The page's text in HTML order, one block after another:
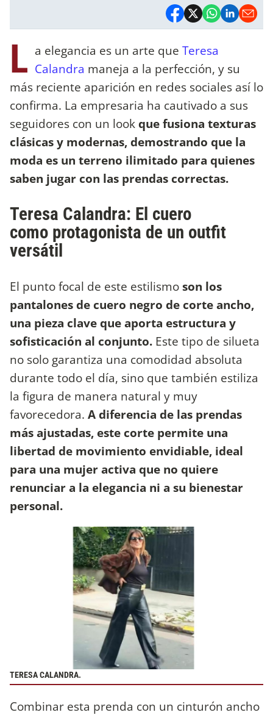
L a elegancia es un arte que Teresa
Calandra maneja a la perfección, y su
más reciente aparición en redes sociales así lo
confirma. La empresaria ha cautivado a sus
seguidores con un lookque fusiona texturas
clásicas y modernas, demostrando que la
moda es un terreno ilimitado para quienes
saben jugar con las prendas correctas.
Teresa Calandra: El cuero
como protagonista de un outfit
versátil
El punto focal de este estilismoson los
pantalones de cuero negro de corte ancho,
una pieza clave que aporta estructura y
sofisticación al conjunto. Este tipo de silueta
no solo garantiza una comodidad absoluta
durante todo el día, sino que también estiliza
la figura de manera natural y muy
favorecedora. A diferencia de las prendas
más ajustadas, este corte permite una
libertad de movimiento envidiable, ideal
para una mujer activa que no quiere
renunciar a la elegancia ni a su bienestar
personal.
TERESA CALANDRA.
Combinar esta prenda con un cinturón ancho